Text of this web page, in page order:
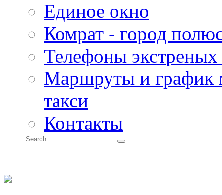
Единое окно
Комрат - город
Телефоны
Маршруты и график
такси
Контакты